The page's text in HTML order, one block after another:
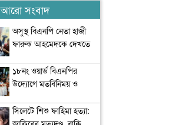
আরো সংবাদ
অসুস্থ বিএনপি নেতা হাজী
ফারুক আহমেদকে দেখতে
খন্দকার আব্দুল মুক্তাদির
১৮নং ওয়ার্ড বিএনপির
উদ্যোগে মতবিনিময় ও
সিলেটে শিশু ফাহিমা হত্যা: